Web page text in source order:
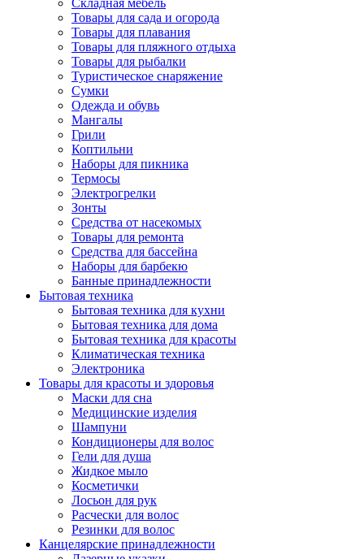
Складная мебель
Товары для сада и огорода
Товары для плавания
Товары для пляжного отдыха
Товары для рыбалки
Туристическое снаряжение
Сумки
Одежда и обувь
Мангалы
Грили
Коптильни
Наборы для пикника
Термосы
Электрогрелки
Зонты
Средства от насекомых
Товары для ремонта
Средства для бассейна
Наборы для барбекю
Банные принадлежности
Бытовая техника
Бытовая техника для кухни
Бытовая техника для дома
Бытовая техника для красоты
Климатическая техника
Электроника
Товары для красоты и здоровья
Маски для сна
Медицинские изделия
Шампуни
Кондиционеры для волос
Гели для душа
Жидкое мыло
Косметички
Лосьон для рук
Расчески для волос
Резинки для волос
Канцелярские принадлежности